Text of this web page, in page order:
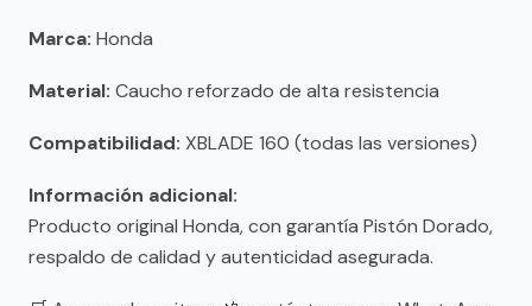
Marca: Honda
Material: Caucho reforzado de alta resistencia
Compatibilidad: XBLADE 160 (todas las versiones)
Información adicional:
Producto original Honda, con garantía Pistón Dorado,
respaldo de calidad y autenticidad asegurada.